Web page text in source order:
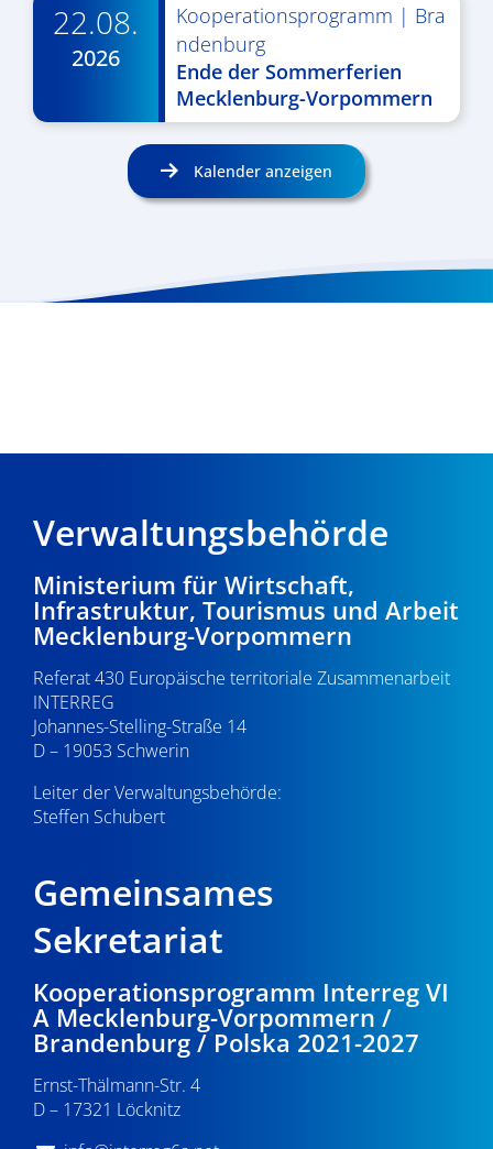
22.08.
2026
Kooperationsprogramm | Bra
ndenburg
Ende der Sommerferien
Mecklenburg-Vorpommern
Kalender anzeigen
Verwaltungsbehörde
Ministerium für Wirtschaft,
Infrastruktur, Tourismus und Arbeit
Mecklenburg-Vorpommern
Referat 430 Europäische territoriale Zusammenarbeit
INTERREG
Johannes-Stelling-Straße 14
D – 19053 Schwerin
Leiter der Verwaltungsbehörde:
Steffen Schubert
Gemeinsames
Sekretariat
Kooperationsprogramm Interreg VI
A Mecklenburg-Vorpommern /
Brandenburg / Polska 2021-2027
Ernst-Thälmann-Str. 4
D – 17321 Löcknitz